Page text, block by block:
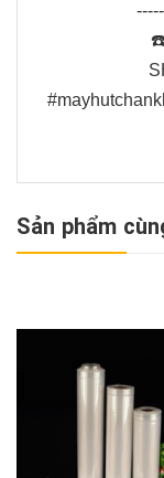
☎️
Sản phẩm